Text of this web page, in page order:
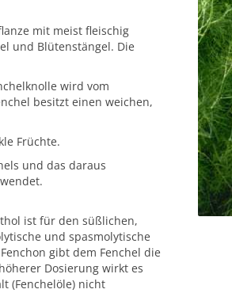
mit meist fleischig
und Blütenstängel. Die
wird vom
besitzt einen weichen,
Früchte.
und das daraus
ist für den süßlichen,
und spasmolytische
gibt dem Fenchel die
Dosierung wirkt es
(Fenchelöle) nicht